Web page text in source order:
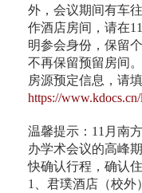
外，会议期间有车
作酒店房间，请在
明参会身份，保留
不再保留预留房间
房源预定信息，请
https://
温馨提示：11月南
办学术会议的高峰
快确认行程，确认住
1、君璞酒店（校外）